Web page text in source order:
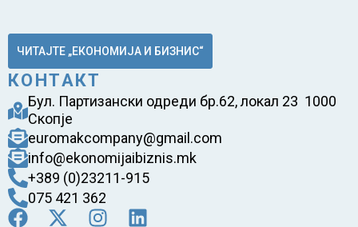
ЧИТАЈТЕ „ЕКОНОМИЈА И БИЗНИС“
КОНТАКТ
Бул. Партизански одреди бр.62, локал 23 1000
Скопје
euromakcompany@gmail.com
info@ekonomijaibiznis.mk
+389 (0)23211-915
075 421 362